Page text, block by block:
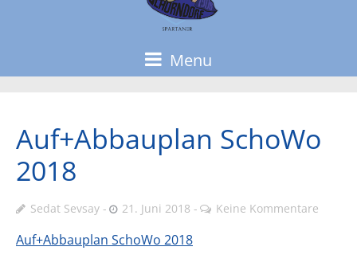
Menu
Auf+Abbauplan SchoWo
2018
Sedat Sevsay 21. Juni 2018 Keine Kommentare
Auf+Abbauplan SchoWo 2018